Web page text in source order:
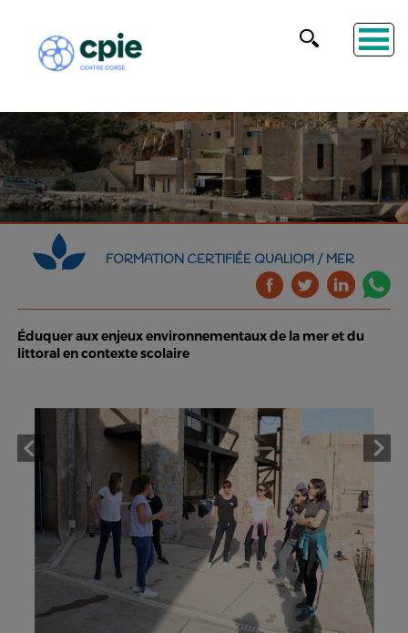
FORMATION CERTIFIÉE QUALIOPI / MER
Éduquer aux enjeux environnementaux de la mer et du
littoral en contexte scolaire